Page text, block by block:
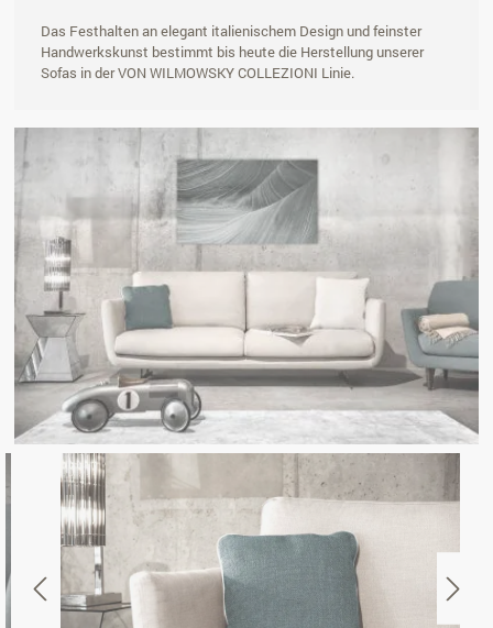
Das Festhalten an elegant italienischem Design und feinster
Handwerkskunst bestimmt bis heute die Herstellung unserer
Sofas in der VON WILMOWSKY COLLEZIONI Linie.